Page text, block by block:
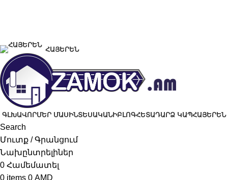
ՀԱՅԵՐԵՆ
ԳԼԽԱՎՈՐՄԵՐ ՄԱՍԻՆՏԵՍԱԿԱՆԻԲԼՈԳՀԵՏԱԴԱՐՁ ԿԱՊՀԱՅԵՐԵՆ
Search
Մուտք / Գրանցում
Նախընտրելիներ
0 Համեմատել
0 items 0 AMD